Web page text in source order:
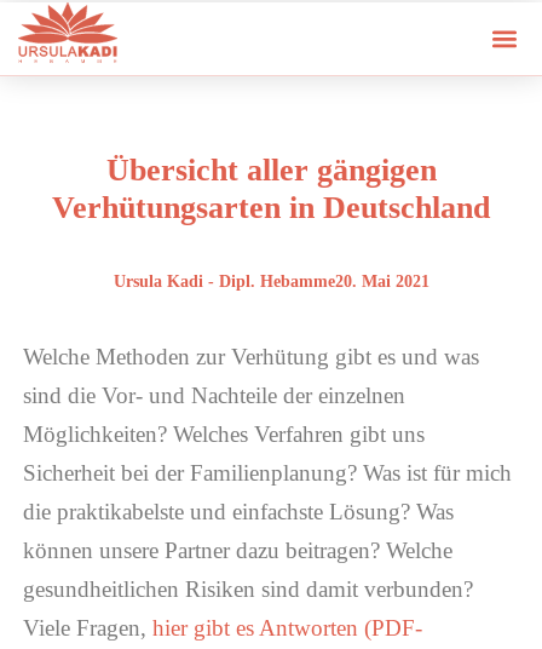
Übersicht aller gängigen
Verhütungsarten in Deutschland
Ursula Kadi - Dipl. Hebamme20. Mai 2021
Welche Methoden zur Verhütung gibt es und was
sind die Vor- und Nachteile der einzelnen
Möglichkeiten? Welches Verfahren gibt uns
Sicherheit bei der Familienplanung? Was ist für mich
die praktikabelste und einfachste Lösung? Was
können unsere Partner dazu beitragen? Welche
gesundheitlichen Risiken sind damit verbunden?
Viele Fragen, hier gibt es Antworten (PDF-